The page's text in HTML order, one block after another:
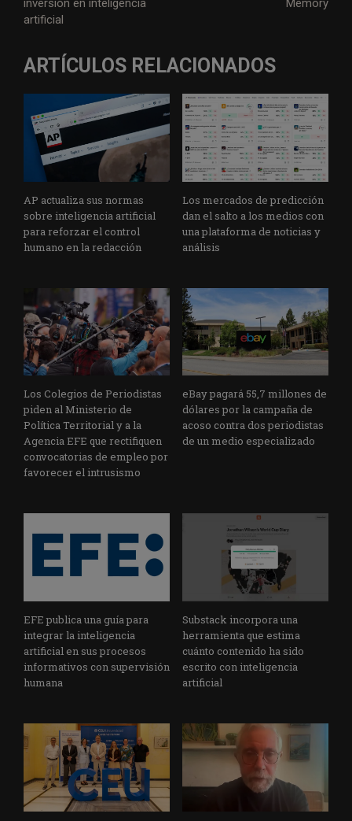
inversión en inteligencia
artificial
Memory
ARTÍCULOS RELACIONADOS
AP actualiza sus normas
sobre inteligencia artificial
para reforzar el control
humano en la redacción
Los mercados de predicción
dan el salto a los medios con
una plataforma de noticias y
análisis
Los Colegios de Periodistas
piden al Ministerio de
Política Territorial y a la
Agencia EFE que rectifiquen
convocatorias de empleo por
favorecer el intrusismo
eBay pagará 55,7 millones de
dólares por la campaña de
acoso contra dos periodistas
de un medio especializado
EFE publica una guía para
integrar la inteligencia
artificial en sus procesos
informativos con supervisión
humana
Substack incorpora una
herramienta que estima
cuánto contenido ha sido
escrito con inteligencia
artificial